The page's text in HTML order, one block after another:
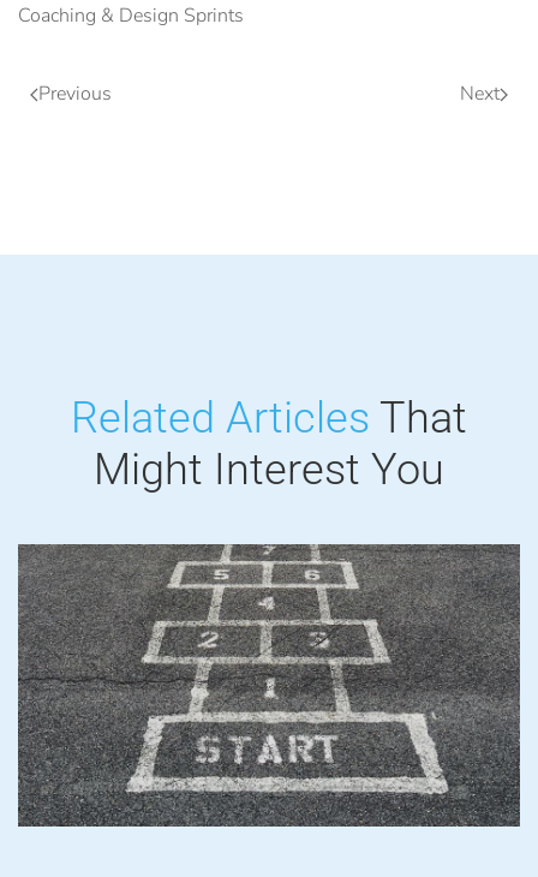
Coaching & Design Sprints
Previous Next
Related Articles That
Might Interest You